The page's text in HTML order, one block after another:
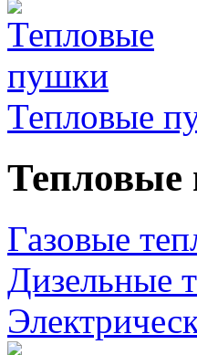
Тепловые
Газовые
Дизельные